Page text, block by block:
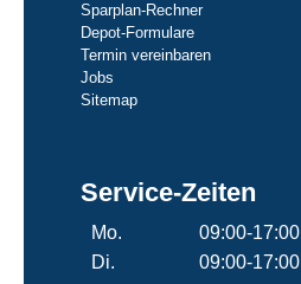
Sparplan-Rechner
Depot-Formulare
Termin vereinbaren
Jobs
Sitemap
Service-Zeiten
Mo.
09:00-17:00
Di.
09:00-17:00